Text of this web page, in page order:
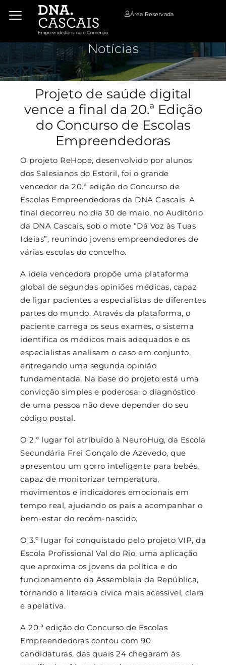
Área Reservada
Notícias
Projeto de saúde digital
vence a final da 20.ª Edição
do Concurso de Escolas
Empreendedoras
O projeto ReHope, desenvolvido por alunos
dos Salesianos do Estoril, foi o grande
vencedor da 20.ª edição do Concurso de
Escolas Empreendedoras da DNA Cascais. A
final decorreu no dia 30 de maio, no Auditório
da DNA Cascais, sob o mote “Dá Voz às Tuas
Ideias”, reunindo jovens empreendedores de
várias escolas do concelho.
A ideia vencedora propõe uma plataforma
global de segundas opiniões médicas, capaz
de ligar pacientes a especialistas de diferentes
partes do mundo. Através da plataforma, o
paciente carrega os seus exames, o sistema
identifica os médicos mais adequados e os
especialistas analisam o caso em conjunto,
entregando uma segunda opinião
fundamentada. Na base do projeto está uma
convicção simples e poderosa: o diagnóstico
de uma pessoa não deve depender do seu
código postal.
O 2.º lugar foi atribuído à NeuroHug, da Escola
Secundária Frei Gonçalo de Azevedo, que
apresentou um gorro inteligente para bebés,
capaz de monitorizar temperatura,
movimentos e indicadores emocionais em
tempo real, ajudando os pais a acompanhar o
bem-estar do recém-nascido.
O 3.º lugar foi conquistado pelo projeto VIP, da
Escola Profissional Val do Rio, uma aplicação
que aproxima os jovens da política e do
funcionamento da Assembleia da República,
tornando a literacia cívica mais acessível, clara
e apelativa.
A 20.ª edição do Concurso de Escolas
Empreendedoras contou com 90
candidaturas, das quais 24 chegaram às